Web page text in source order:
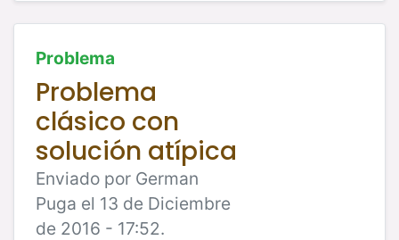
Problema
Problema
clásico con
solución atípica
Enviado por German
Puga el 13 de Diciembre
de 2016 - 17:52.